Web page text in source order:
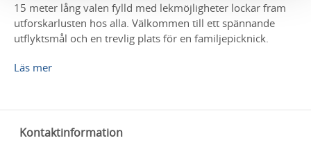
15 meter lång valen fylld med lekmöjligheter lockar fram
utforskarlusten hos alla. Välkommen till ett spännande
utflyktsmål och en trevlig plats för en familjepicknick.
Läs mer
Kontaktinformation